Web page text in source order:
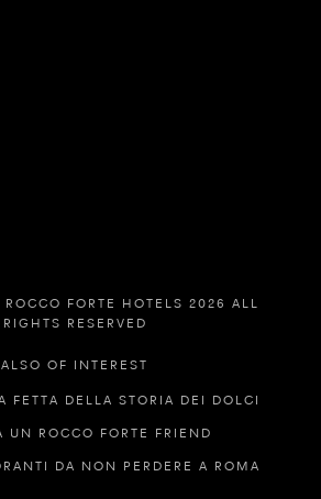
FORTE HOTELS 2026 ALL
RIGHTS RESERVED
ALSO OF INTEREST
FETTA DELLA STORIA DEI DOLCI
UN ROCCO FORTE FRIEND
DA NON PERDERE A ROMA